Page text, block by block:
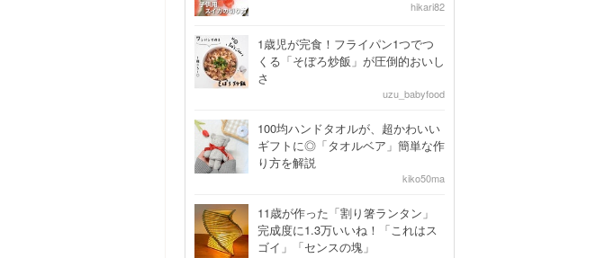
hikari82
1歳児が完食！フライパン1つでつ
くる「そぼろ炒飯」が圧倒的おいし
さ
uzu_babyfood
100均ハンドタオルが、超かわいい
ギフトに◎「タオルベア」簡単な作
り方を解説
kiko50ma
11歳が作った「割り箸ランタン」
完成度に1.3万いいね！「これはス
ゴイ」「センスの塊」